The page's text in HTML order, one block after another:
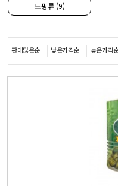
토핑류 (9)
판매많은순 낮은가격순 높은가격